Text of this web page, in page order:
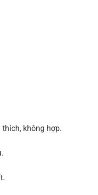
không hợp.